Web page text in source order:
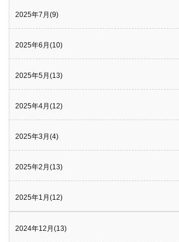
2025年7月(9)
2025年6月(10)
2025年5月(13)
2025年4月(12)
2025年3月(4)
2025年2月(13)
2025年1月(12)
2024年12月(13)